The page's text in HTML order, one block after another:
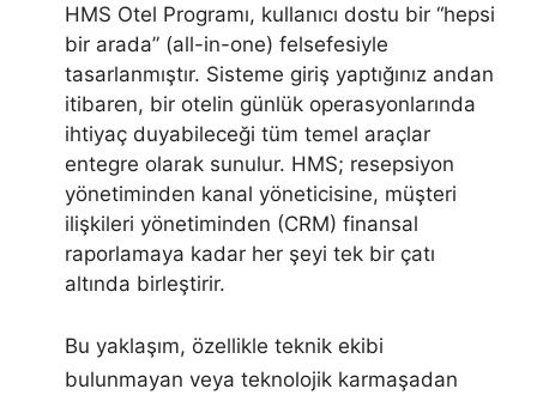
HMS Otel Programı, kullanıcı dostu bir “hepsi
bir arada” (all-in-one) felsefesiyle
tasarlanmıştır. Sisteme giriş yaptığınız andan
itibaren, bir otelin günlük operasyonlarında
ihtiyaç duyabileceği tüm temel araçlar
entegre olarak sunulur. HMS; resepsiyon
yönetiminden kanal yöneticisine, müşteri
ilişkileri yönetiminden (CRM) finansal
raporlamaya kadar her şeyi tek bir çatı
altında birleştirir.
Bu yaklaşım, özellikle teknik ekibi
bulunmayan veya teknolojik karmaşadan